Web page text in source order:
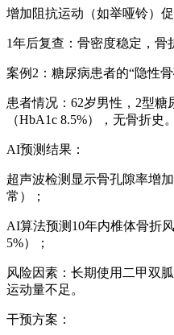
增加阻抗运动（如举哑铃）促
1年后复查：骨密度稳定，骨
案例2：糖尿病患者的“隐性
患者情况：62岁男性，2型糖
（HbA1c 8.5%），无骨折史。
AI预测结果：
超声波检测显示骨孔隙率增
常）；
AI算法预测10年内椎体骨折
5%）；
风险因素：长期使用二甲双
运动量不足。
干预方案：